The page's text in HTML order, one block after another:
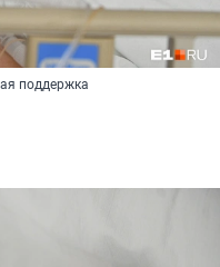
поддержка